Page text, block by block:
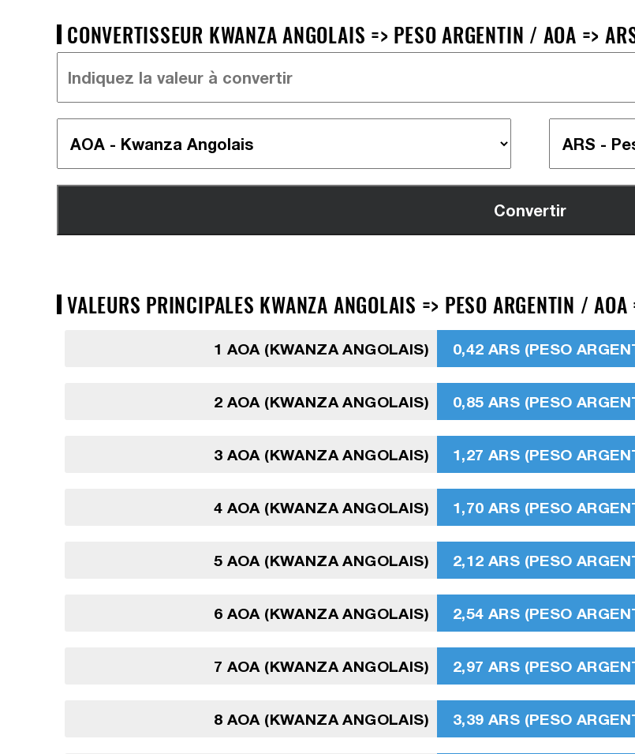
CONVERTISSEUR KWANZA ANGOLAIS => PESO ARGENTIN / AOA =>
VALEURS PRINCIPALES KWANZA ANGOLAIS => PESO ARGENTIN / AOA
1 AOA (KWANZA ANGOLAIS) 0,42 ARS (PESO
2 AOA (KWANZA ANGOLAIS) 0,85 ARS (PESO
3 AOA (KWANZA ANGOLAIS) 1,27 ARS (PESO
4 AOA (KWANZA ANGOLAIS) 1,70 ARS (PESO
5 AOA (KWANZA ANGOLAIS) 2,12 ARS (PESO
6 AOA (KWANZA ANGOLAIS) 2,54 ARS (PESO
7 AOA (KWANZA ANGOLAIS) 2,97 ARS (PESO
8 AOA (KWANZA ANGOLAIS) 3,39 ARS (PESO